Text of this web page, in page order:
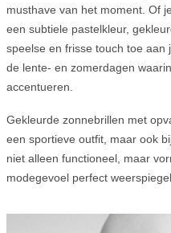
musthave van het moment. Of
een subtiele pastelkleur,
speelse en frisse touch toe
de lente- en zomerdagen
accentueren.
Gekleurde zonnebrillen met
een sportieve outfit, maar ook
niet alleen functioneel, maar
modegevoel perfect